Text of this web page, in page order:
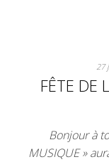
27
FÊTE DE
Bonjour à
MUSIQUE »